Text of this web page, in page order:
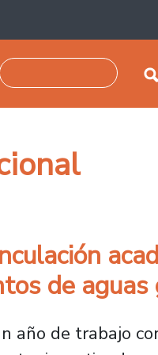
de aguas
año de trabajo